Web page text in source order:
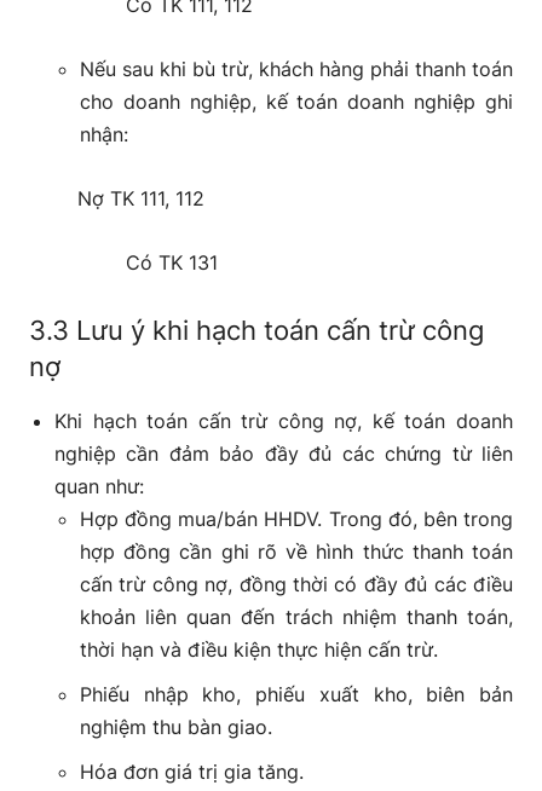
Có TK 111, 112
Nếu sau khi bù trừ, khách hàng phải thanh toán
cho doanh nghiệp, kế toán doanh nghiệp ghi
nhận:
Nợ TK 111, 112
Có TK 131
3.3 Lưu ý khi hạch toán cấn trừ công
nợ
Khi hạch toán cấn trừ công nợ, kế toán doanh
nghiệp cần đảm bảo đầy đủ các chứng từ liên
quan như:
Hợp đồng mua/bán HHDV. Trong đó, bên trong
hợp đồng cần ghi rõ về hình thức thanh toán
cấn trừ công nợ, đồng thời có đầy đủ các điều
khoản liên quan đến trách nhiệm thanh toán,
thời hạn và điều kiện thực hiện cấn trừ.
Phiếu nhập kho, phiếu xuất kho, biên bản
nghiệm thu bàn giao.
Hóa đơn giá trị gia tăng.